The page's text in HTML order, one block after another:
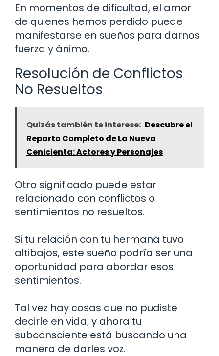
En momentos de dificultad, el amor
de quienes hemos perdido puede
manifestarse en sueños para darnos
fuerza y ánimo.
Resolución de Conflictos
No Resueltos
Quizás también te interese: Descubre el
Reparto Completo de La Nueva
Cenicienta: Actores y Personajes
Otro significado puede estar
relacionado con conflictos o
sentimientos no resueltos.
Si tu relación con tu hermana tuvo
altibajos, este sueño podría ser una
oportunidad para abordar esos
sentimientos.
Tal vez hay cosas que no pudiste
decirle en vida, y ahora tu
subconsciente está buscando una
manera de darles voz.